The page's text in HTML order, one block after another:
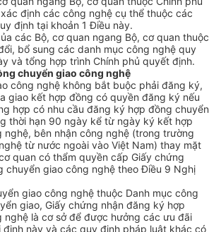
định các công nghệ cụ thể thuộc các
định tại khoản 1 Điều này.
các Bộ, cơ quan ngang Bộ, cơ quan thuộc
bổ sung các danh mục công nghệ quy
và tổng hợp trình Chính phủ quyết định.
chuyển giao công nghệ
công nghệ không bắt buộc phải đăng ký,
giao kết hợp đồng có quyền đăng ký nếu
hợp có nhu cầu đăng ký hợp đồng chuyển
thời hạn 90 ngày kể từ ngày ký kết hợp
nghệ, bên nhận công nghệ (trong trường
từ nước ngoài vào Việt Nam) thay mặt
quan có thẩm quyền cấp Giấy chứng
chuyển giao công nghệ theo Điều 9 Nghị
giao công nghệ thuộc Danh mục công
giao, Giấy chứng nhận đăng ký hợp
nghệ là cơ sở để được hưởng các ưu đãi
này và các quy định pháp luật khác có